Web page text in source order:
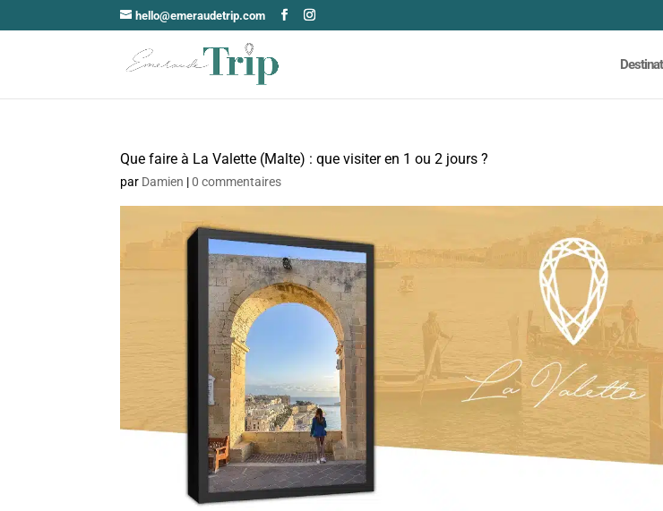
hello@emeraudetrip.com
Que faire à La Valette (Malte) : que visiter en 1 ou 2 jours ?
par Damien |0 commentaires